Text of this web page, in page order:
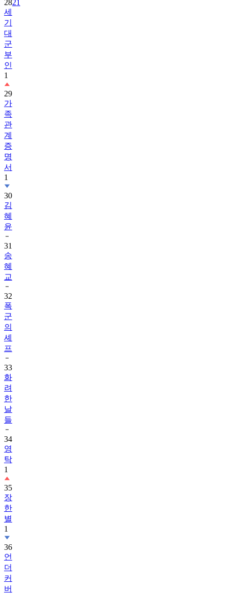
2821
세
기
대
군
부
인
1
29
가
족
관
계
증
명
서
1
30
김
혜
윤
31
송
혜
교
32
폭
군
의
셰
프
33
화
려
한
날
들
34
영
탁
1
35
장
한
별
1
36
언
더
커
버